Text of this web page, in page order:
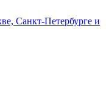
Санкт-Петербурге и